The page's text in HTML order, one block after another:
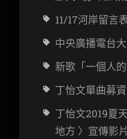
11/17河岸留言
中央廣播電台
新歌「一個人
丁怡文單曲募
丁怡文2019夏
地方 〉宣傳影